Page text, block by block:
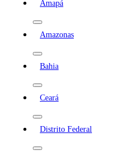
Amapá
Amazonas
Bahia
Ceará
Distrito Federal